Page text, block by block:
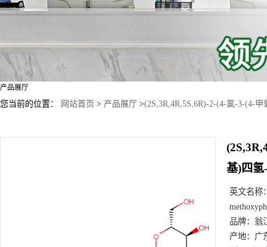
产品展厅
您当前的位置： 网站首页 > 产品展厅 >(2S,3R,4R,5S,6R)-2-(4-氯-3-(4-
基)四氢
英文名称
品牌： 翁
产地： 广